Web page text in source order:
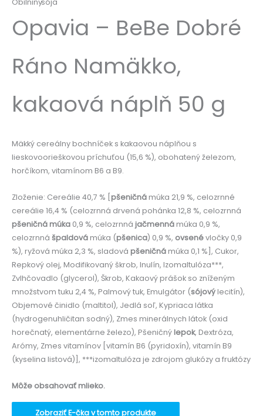
Opavia – BeBe Dobré
Ráno Namäkko,
kakaová náplň 50 g
Mäkký cereálny bochníček s kakaovou náplňou s
lieskovoorieškovou príchuťou (15,6 %), obohatený železom,
horčíkom, vitamínom B6 a B9.
Zloženie: Cereálie 40,7 % [ pšeničnámúka 21,9 %, celozrnné
cereálie 16,4 % (celozrnná drvená pohánka 12,8 %, celozrnná
pšeničná múka 0,9 %, celozrnná jačmennámúka 0,9 %,
celozrnná špaldovámúka (pšenica) 0,9 %, ovsenévločky 0,9
%), ryžová múka 2,3 %, sladová pšeničnámúka 0,1 %], Cukor,
Repkový olej, Modifikovaný škrob, Inulín, Izomaltulóza***,
Zvlhčovadlo (glycerol), Škrob, Kakaový prášok so zníženým
množstvom tuku 2,4 %, Palmový tuk, Emulgátor (sójovýlecitín),
Objemové činidlo (maltitol), Jedlá soľ, Kypriaca látka
(hydrogenuhličitan sodný), Zmes minerálnych látok (oxid
horečnatý, elementárne železo), Pšeničnýlepok, Dextróza,
Arómy, Zmes vitamínov [vitamín B6 (pyridoxín), vitamín B9
(kyselina listová)], ***izomaltulóza je zdrojom glukózy a fruktózy
Môže obsahovať mlieko.
Zobraziť E-čka v tomto produkte